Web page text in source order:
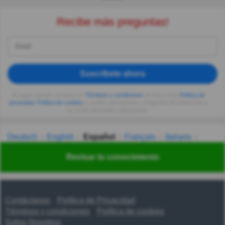
Revisar tu conocimiento
Recibe más preguntas!
Suscríbete ahora
privacidad
Deutsch English Español Français
Italiano
Українська हिन्दी 한국어 汉语
Contáctanos
Política de Privacidad
Términos y condiciones